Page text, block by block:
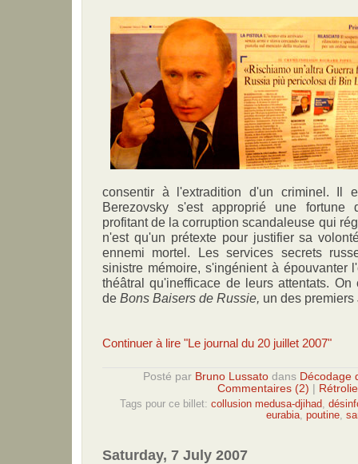
consentir à l'extradition d'un criminel. Il
Berezovsky s'est approprié une fortune
profitant de la corruption scandaleuse qui
n'est qu'un prétexte pour justifier sa
ennemi mortel. Les services secrets
sinistre mémoire, s'ingénient à épouvanter
théâtral qu'inefficace de leurs attentats.
de Bons Baisers de Russie, un des
Continuer à lire "Le journal du 20 juillet 2007"
Posté par Bruno Lussato dans Décodage
Commentaires (2)
Tags pour ce billet: collusion medusa-djihad
eurabia poutine
Saturday, 7 July 2007